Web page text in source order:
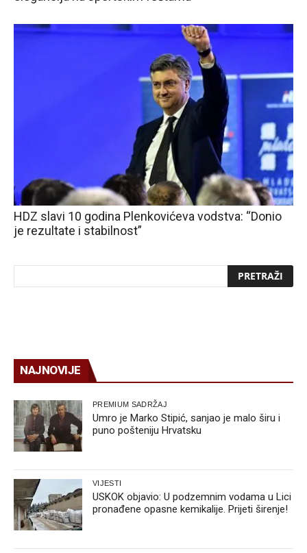
HDZ slavi 10 godina Plenkovićeva vodstva: “Donio
je rezultate i stabilnost”
NAJNOVIJE
PREMIUM SADRŽAJ
Umro je Marko Stipić, sanjao je malo širu i
puno pošteniju Hrvatsku
VIJESTI
USKOK objavio: U podzemnim vodama u Lici
pronađene opasne kemikalije. Prijeti širenje!